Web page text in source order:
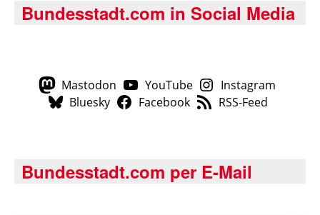
Bundesstadt.com in Social Media
Mastodon YouTube
Instagram
Bluesky
Facebook RSS-Feed
Bundesstadt.com per E-Mail